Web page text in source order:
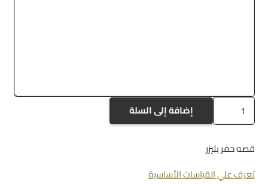
كمية
a-
إضافة إلى السلة
قصه حفر بليزر
تعرف علي القياسات الأساسية